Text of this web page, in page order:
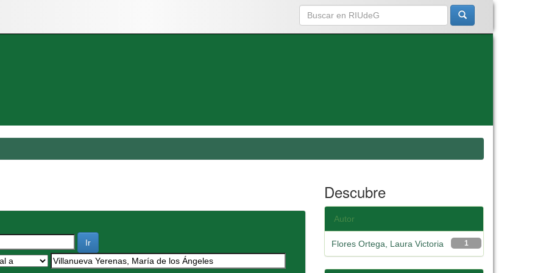
Descubre
Autor
1
Flores Ortega, Laura Victoria